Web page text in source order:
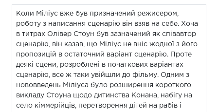
Коли Міліус вже був призначений режисером,
роботу з написання сценарію він взяв на себе. Хоча
в титрах Олівер Стоун був зазначений як співавтор
сценарію, він казав, що Міліус не вніс жодної з його
пропозицій в остаточний варіант сценарію. Проте
деякі сцени, розроблені в початкових варіантах
сценарію, все ж таки увійшли до фільму. Одним з
нововведень Міліуса було розширення короткого
викладу Стоуна щодо дитинства Конана, набігу на
село кіммерійців, перетворення дітей на рабів і